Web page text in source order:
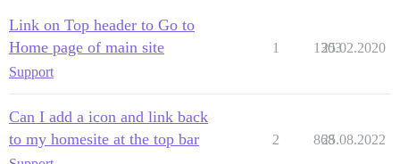
Link on Top header to Go to
Home page of main site
Support
1 1303
25.02.2020
Can I add a icon and link back
to my homesite at the top bar
2 868
25.08.2022